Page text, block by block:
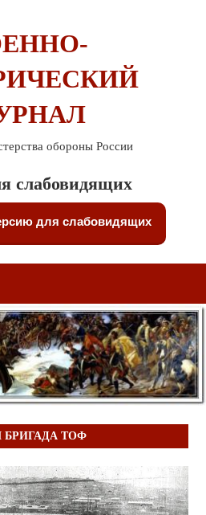
обороны России
слабовидящих
для слабовидящих
БРИГАДА ТОФ